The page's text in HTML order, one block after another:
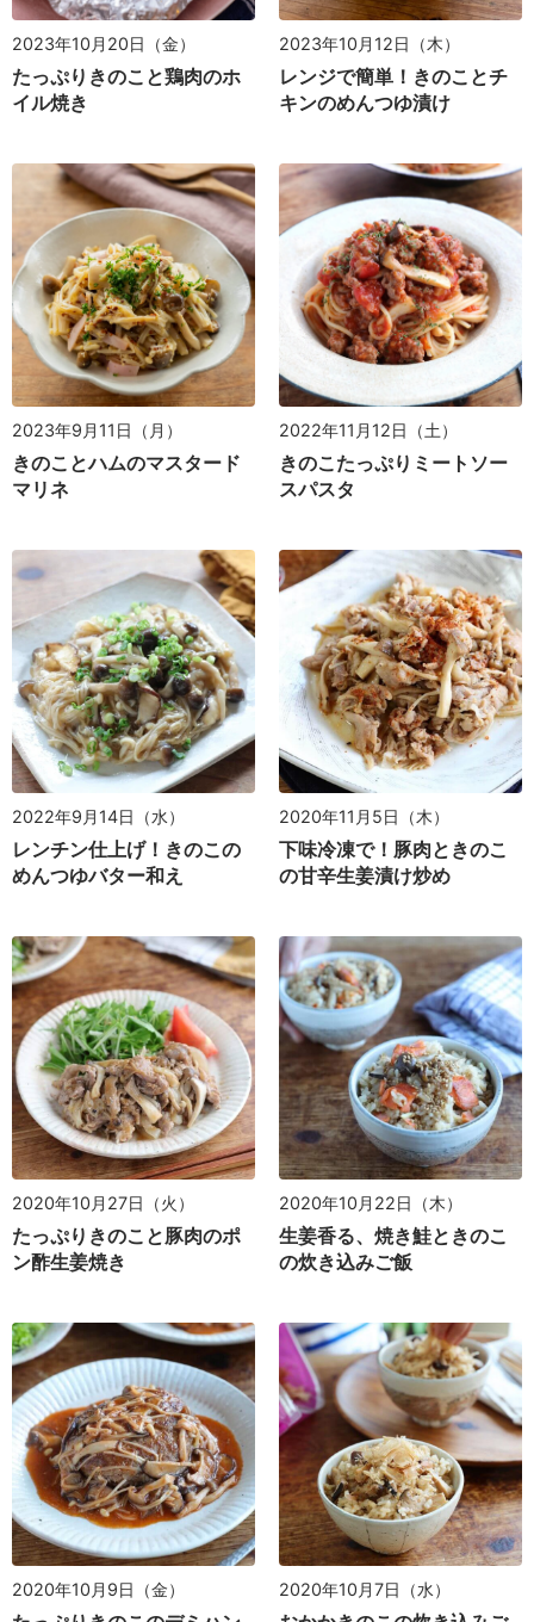
2023年10月20日（金）
たっぷりきのこと鶏肉のホ
イル焼き
2023年10月12日（木）
レンジで簡単！きのことチ
キンのめんつゆ漬け
2023年9月11日（月）
きのことハムのマスタード
マリネ
2022年11月12日（土）
きのこたっぷりミートソー
スパスタ
2022年9月14日（水）
レンチン仕上げ！きのこの
めんつゆバター和え
2020年11月5日（木）
下味冷凍で！豚肉ときのこ
の甘辛生姜漬け炒め
2020年10月27日（火）
たっぷりきのこと豚肉のポ
ン酢生姜焼き
2020年10月22日（木）
生姜香る、焼き鮭ときのこ
の炊き込みご飯
2020年10月9日（金） 2020年10月7日（水）